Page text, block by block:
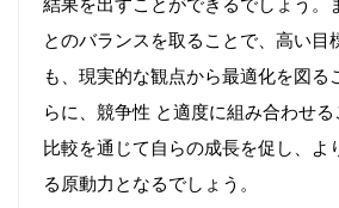
とのバランスを取ることで、高い目
も、現実的な観点から最適化を図る
らに、競争性 と適度に組み合わせ
比較を通じて自らの成長を促し、よ
る原動力となるでしょう。